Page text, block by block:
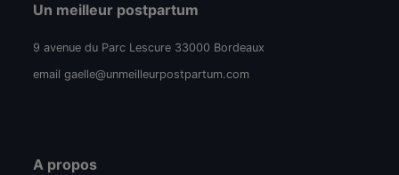
Un meilleur postpartum
9 avenue du Parc Lescure 33000 Bordeaux
email gaelle@unmeilleurpostpartum.com
A propos